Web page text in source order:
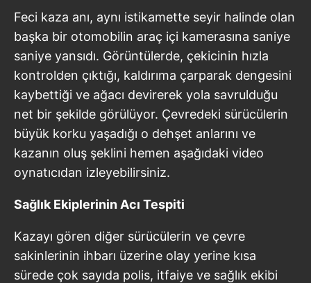
Feci kaza anı, aynı istikamette seyir halinde olan
başka bir otomobilin araç içi kamerasına saniye
saniye yansıdı. Görüntülerde, çekicinin hızla
kontrolden çıktığı, kaldırıma çarparak dengesini
kaybettiği ve ağacı devirerek yola savrulduğu
net bir şekilde görülüyor. Çevredeki sürücülerin
büyük korku yaşadığı o dehşet anlarını ve
kazanın oluş şeklini hemen aşağıdaki video
oynatıcıdan izleyebilirsiniz.
Sağlık Ekiplerinin Acı Tespiti
Kazayı gören diğer sürücülerin ve çevre
sakinlerinin ihbarı üzerine olay yerine kısa
sürede çok sayıda polis, itfaiye ve sağlık ekibi